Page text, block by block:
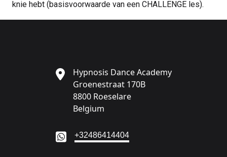
knie hebt (basisvoorwaarde van een CHALLENGE les).
Hypnosis Dance Academy
Groenestraat 170B
8800 Roeselare
Belgium
Ga naar:
+32486414404